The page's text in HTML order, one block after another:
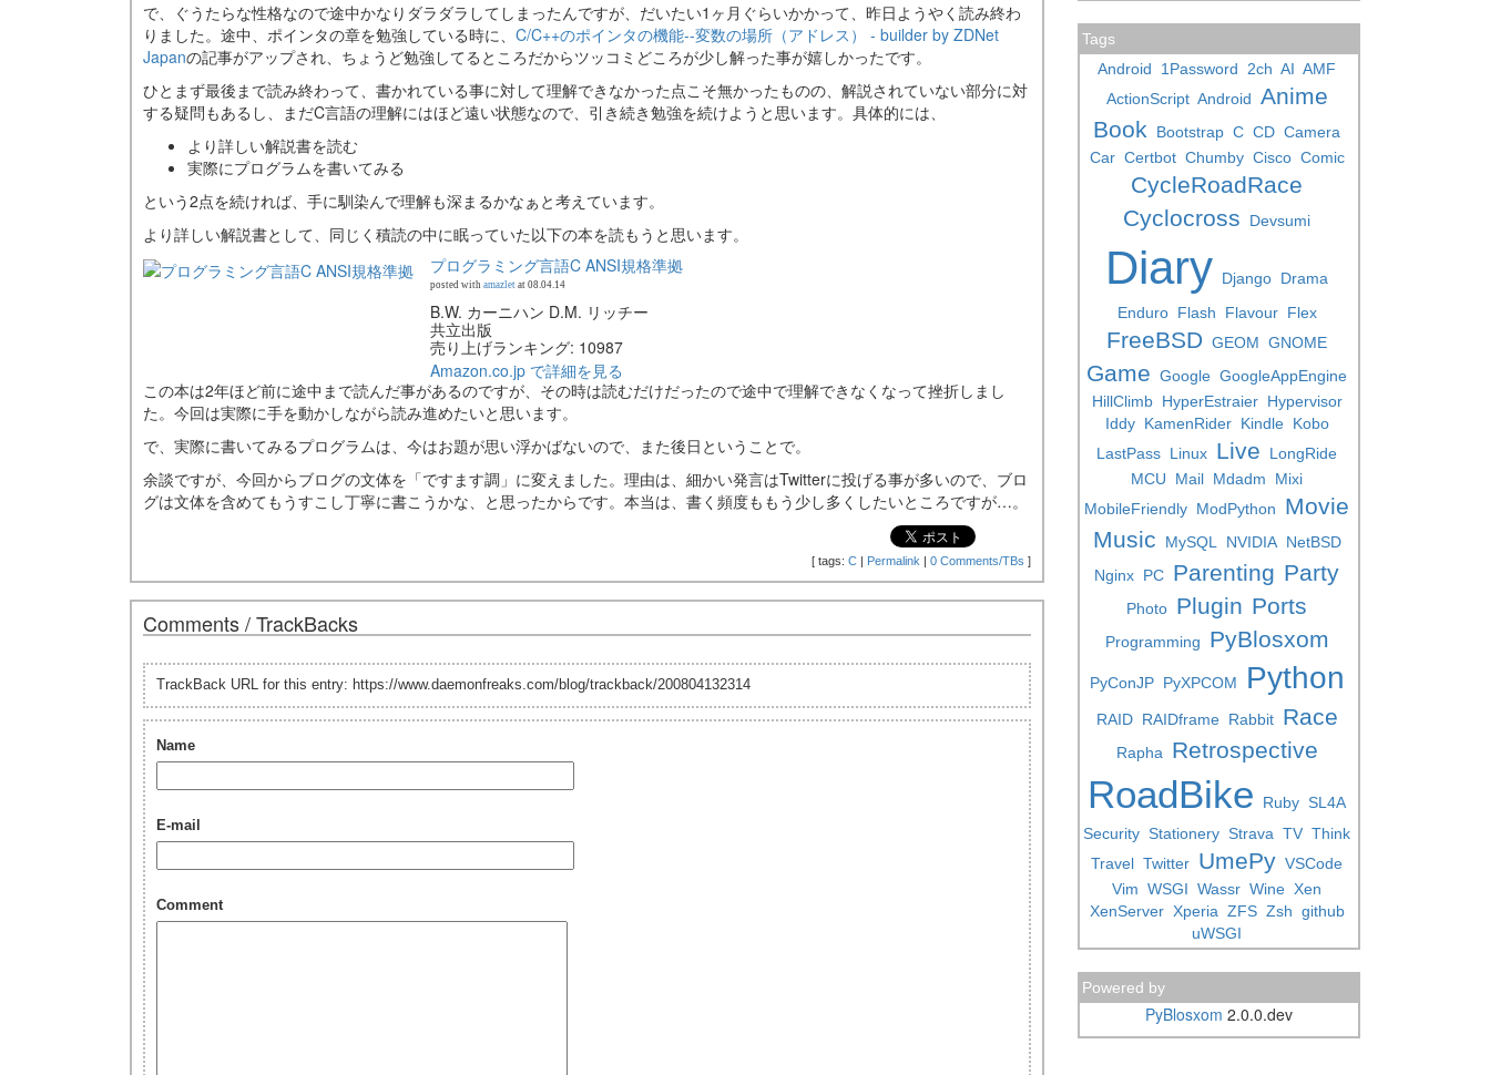
で、ぐうたらな性格なので途中かなりダラダラしてしまったんですが、だいたい1ヶ月ぐらいかかって、昨日ようやく読み終わ
りました。途中、ポインタの章を勉強している時に、 C/C++のポインタの機能--変数の場所（アドレス） - builder by ZDNet
Japanの記事がアップされ、ちょうど勉強してるところだからツッコミどころが少し解った事が嬉しかったです。
ひとまず最後まで読み終わって、書かれている事に対して理解できなかった点こそ無かったものの、解説されていない部分に対
する疑問もあるし、まだC言語の理解にはほど遠い状態なので、引き続き勉強を続けようと思います。具体的には、
より詳しい解説書を読む
実際にプログラムを書いてみる
という2点を続ければ、手に馴染んで理解も深まるかなぁと考えています。
より詳しい解説書として、同じく積読の中に眠っていた以下の本を読もうと思います。
プログラミング言語C ANSI規格準拠
posted with amazlet at 08.04.14
B.W. カーニハン D.M. リッチー
共立出版
売り上げランキング: 10987
Amazon.co.jp で詳細を見る
この本は2年ほど前に途中まで読んだ事があるのですが、その時は読むだけだったので途中で理解できなくなって挫折しまし
た。今回は実際に手を動かしながら読み進めたいと思います。
で、実際に書いてみるプログラムは、今はお題が思い浮かばないので、また後日ということで。
余談ですが、今回からブログの文体を「ですます調」に変えました。理由は、細かい発言はTwitterに投げる事が多いので、ブロ
グは文体を含めてもうすこし丁寧に書こうかな、と思ったからです。本当は、書く頻度ももう少し多くしたいところですが…。
[ tags: C | Permalink | 0 Comments/TBs ]
Comments / TrackBacks
TrackBack URL for this entry: https://www.daemonfreaks.com/blog/trackback/200804132314
Name
E-mail
Comment
Tags
Android
1Password 2ch AI AMF
ActionScript Android Anime
Book
Bootstrap C CD Camera
Car Certbot Chumby Cisco Comic
CycleRoadRace
Cyclocross
Devsumi
Diary Django Drama
Enduro Flash Flavour Flex
FreeBSD GEOM GNOME
Game Google GoogleAppEngine
HillClimb HyperEstraier Hypervisor
Iddy KamenRider Kindle Kobo
LastPass Linux Live
LongRide
MCU
Mail Mdadm
Mixi
MobileFriendly ModPython
Movie
Music
MySQL NVIDIA NetBSD
Nginx PC Parenting Party
Photo Plugin Ports
Programming PyBlosxom
PyConJP PyXPCOM Python
RAID RAIDframe Rabbit Race
Rapha Retrospective
RoadBike Ruby SL4A
Security Stationery Strava TV Think
Travel Twitter UmePy VSCode
Vim WSGI Wassr Wine Xen
XenServer Xperia ZFS Zsh github
uWSGI
Powered by
PyBlosxom 2.0.0.dev